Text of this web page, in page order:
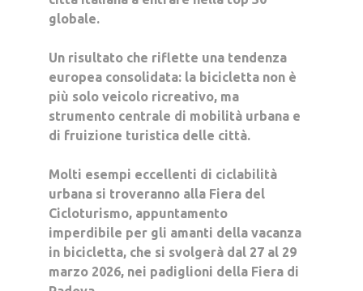
globale.
Un risultato che riflette una tendenza
europea consolidata: la bicicletta non è
più solo veicolo ricreativo, ma
strumento centrale di mobilità urbana e
di fruizione turistica delle città.
Molti esempi eccellenti di ciclabilità
urbana si troveranno alla Fiera del
Cicloturismo, appuntamento
imperdibile per gli amanti della vacanza
in bicicletta, che si svolgerà dal 27 al 29
marzo 2026, nei padiglioni della Fiera di